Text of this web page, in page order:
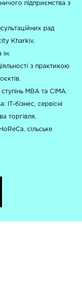
підприємства з
рад
Kharkiv,
з практикою
МВА та CIMA.
IT-бізнес, сервісні
торгівля,
сільське